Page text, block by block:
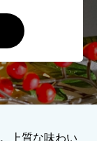
上質な味わい